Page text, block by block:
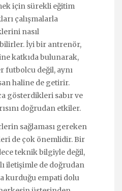
için sürekli eğitim
çalışmalarla
nasıl
İyi bir antrenör,
katkıda bulunarak,
futbolcu değil, aynı
haline de getirir.
gösterdikleri sabır ve
doğrudan etkiler.
sağlaması gereken
de çok önemlidir. Bir
teknik bilgiyle değil,
iletişimle de doğrudan
kurduğu empati dolu